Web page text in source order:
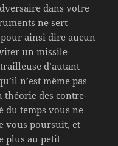
dans votre
ne sert
ainsi dire aucun
un missile
d’autant
n’est même pas
théorie des contre-
du temps vous ne
vous poursuit, et
plus au petit